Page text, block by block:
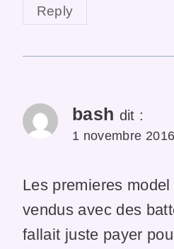
Reply
bash dit :
1 novembre
Les premieres
vendus avec des
fallait juste payer